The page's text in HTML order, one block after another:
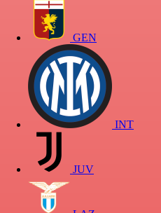
GEN
INT
JUV